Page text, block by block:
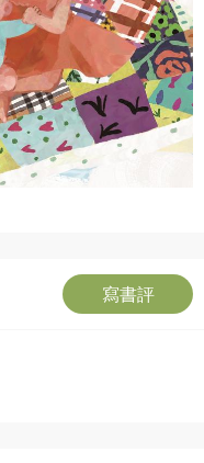
寫書評